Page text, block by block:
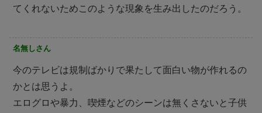
てくれないためこのような現象を生み出したのだろう。
名無しさん
今のテレビは規制ばかりで果たして面白い物が作れるの
かとは思うよ。
エログロや暴力、喫煙などのシーンは無くさないと子供